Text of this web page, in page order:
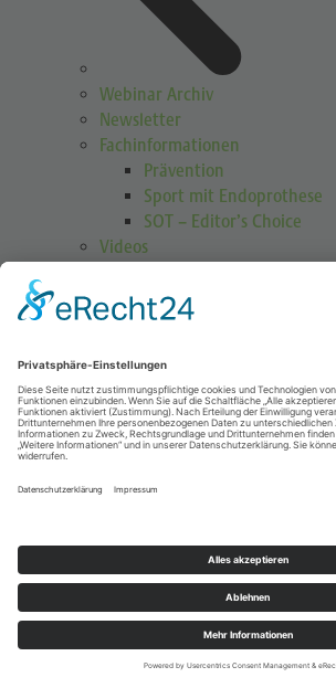
Webinar Archiv
Newsletter
Fachinformationen
Prävention
Sport mit Endoprothese
SOT – Editor’s Choice
Videos
Schulterübungen
Höhenmedizin
Publikationen
Publikationen